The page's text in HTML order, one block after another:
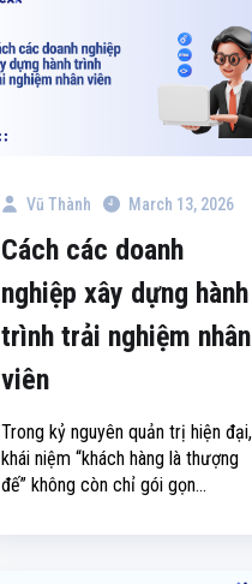
Vũ Thành March 13, 2026
Cách các doanh
nghiệp xây dựng hành
trình trải nghiệm nhân
viên
Trong kỷ nguyên quản trị hiện đại,
khái niệm “khách hàng là thượng
đế” không còn chỉ gói gọn...